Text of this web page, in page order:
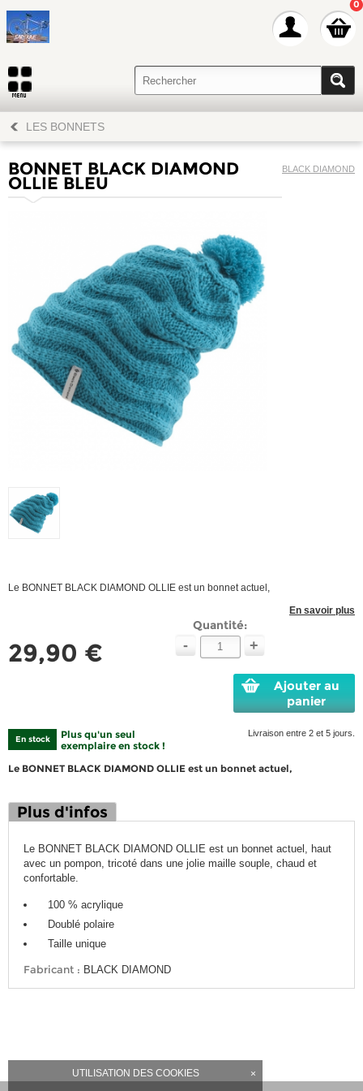
0
UTILISATION DES COOKIES ×
LES BONNETS
BLACK DIAMOND
BONNET BLACK DIAMOND
OLLIE BLEU
Le BONNET BLACK DIAMOND OLLIE est un bonnet actuel,
En savoir plus
29,90 €
Quantité:
- +
Ajouter au
panier
En stock
Plus qu'un seul
exemplaire en stock !
Livraison entre 2 et 5 jours.
Le BONNET BLACK DIAMOND OLLIE est un bonnet actuel,
Plus d'infos
Le BONNET BLACK DIAMOND OLLIE est un bonnet actuel, haut
avec un pompon, tricoté dans une jolie maille souple, chaud et
confortable.
100 % acrylique
Doublé polaire
Taille unique
Fabricant : BLACK DIAMOND